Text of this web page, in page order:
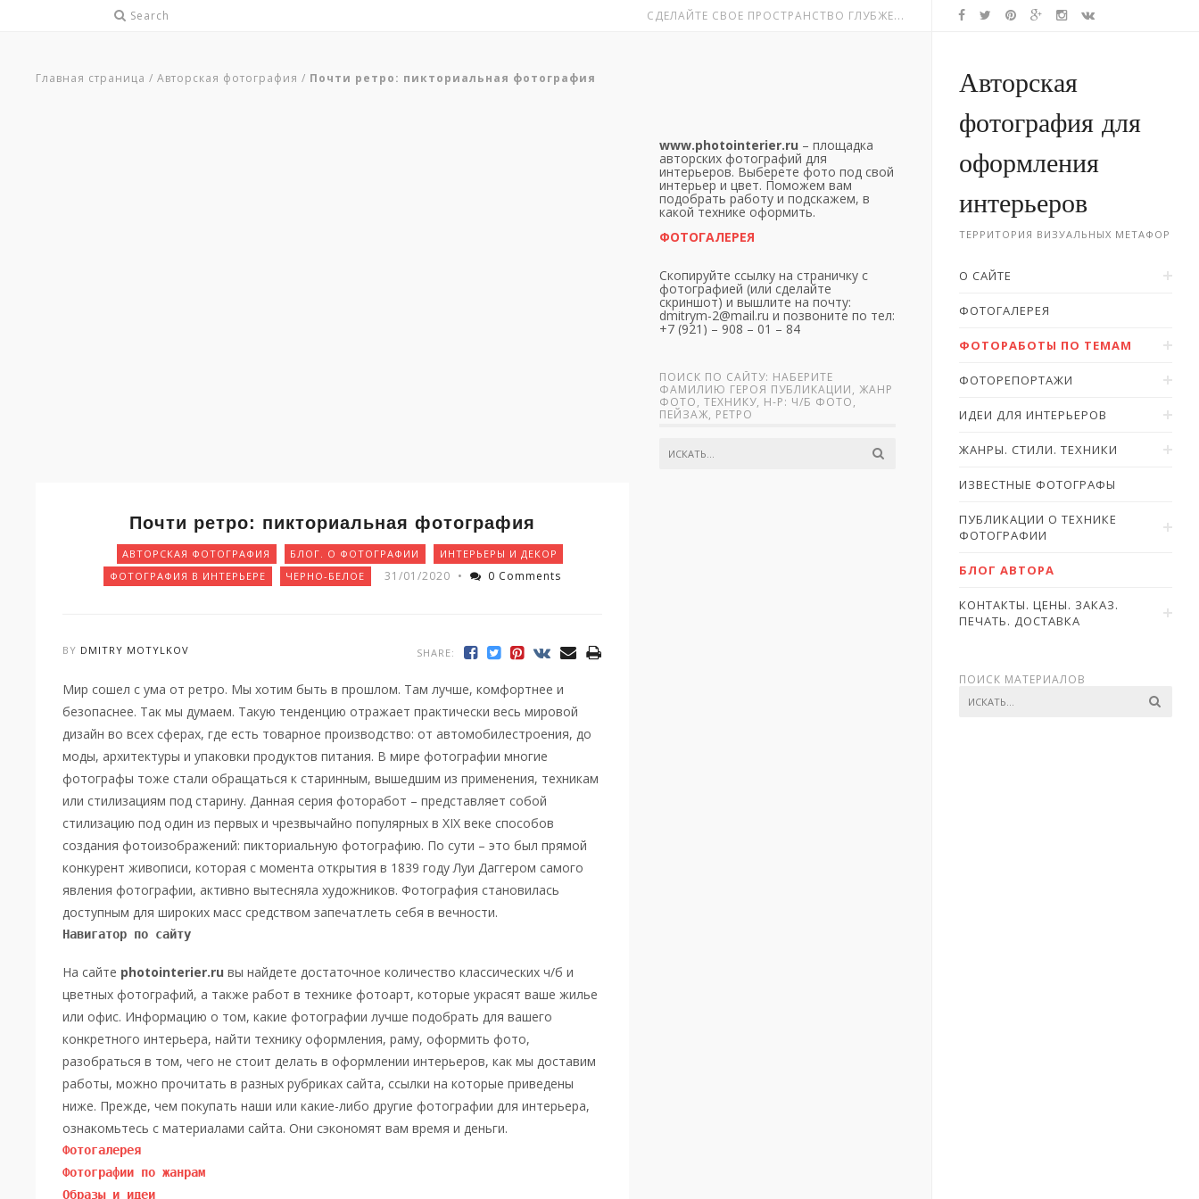
Search СДЕЛАЙТЕ СВОЕ ПРОСТРАНСТВО ГЛУБЖЕ...
Авторская
фотография для
оформления
интерьеров
ТЕРРИТОРИЯ ВИЗУАЛЬНЫХ МЕТАФОР
О САЙТЕ
ФОТОГАЛЕРЕЯ
ФОТОРАБОТЫ ПО ТЕМАМ
ФОТОРЕПОРТАЖИ
ИДЕИ ДЛЯ ИНТЕРЬЕРОВ
ЖАНРЫ. СТИЛИ. ТЕХНИКИ
ИЗВЕСТНЫЕ ФОТОГРАФЫ
ПУБЛИКАЦИИ О ТЕХНИКЕ
ФОТОГРАФИИ
БЛОГ АВТОРА
КОНТАКТЫ. ЦЕНЫ. ЗАКАЗ.
ПЕЧАТЬ. ДОСТАВКА
ПОИСК МАТЕРИАЛОВ
Главная страница / Авторская фотография / Почти ретро: пикториальная фотография
Почти ретро: пикториальная фотография
АВТОРСКАЯ ФОТОГРАФИЯ БЛОГ. О ФОТОГРАФИИ
ИНТЕРЬЕРЫ И ДЕКОР
ФОТОГРАФИЯ В ИНТЕРЬЕРЕ
ЧЕРНО-БЕЛОЕ 31/01/2020 • 0 Comments
SHARE:
BY DMITRY MOTYLKOV
Мир сошел с ума от ретро. Мы хотим быть в прошлом. Там лучше, комфортнее и
безопаснее. Так мы думаем. Такую тенденцию отражает практически весь мировой
дизайн во всех сферах, где есть товарное производство: от автомобилестроения, до
моды, архитектуры и упаковки продуктов питания. В мире фотографии многие
фотографы тоже стали обращаться к старинным, вышедшим из применения, техникам
или стилизациям под старину. Данная серия фоторабот – представляет собой
стилизацию под один из первых и чрезвычайно популярных в XIX веке способов
создания фотоизображений: пикториальную фотографию. По сути – это был прямой
конкурент живописи, которая с момента открытия в 1839 году Луи Даггером самого
явления фотографии, активно вытесняла художников. Фотография становилась
доступным для широких масс средством запечатлеть себя в вечности.
Навигатор по сайту
На сайте photointerier.ru вы найдете достаточное количество классических ч/б и
цветных фотографий, а также работ в технике фотоарт, которые украсят ваше жилье
или офис. Информацию о том, какие фотографии лучше подобрать для вашего
конкретного интерьера, найти технику оформления, раму, оформить фото,
разобраться в том, чего не стоит делать в оформлении интерьеров, как мы доставим
работы, можно прочитать в разных рубриках сайта, ссылки на которые приведены
ниже. Прежде, чем покупать наши или какие-либо другие фотографии для интерьера,
ознакомьтесь с материалами сайта. Они сэкономят вам время и деньги.
Фотогалерея
Фотографии по жанрам
Образы и идеи
www.photointerier.ru – площадка
авторских фотографий для
интерьеров. Выберете фото под свой
интерьер и цвет. Поможем вам
подобрать работу и подскажем, в
какой технике оформить.
ФОТОГАЛЕРЕЯ
Скопируйте ссылку на страничку с
фотографией (или сделайте
скриншот) и вышлите на почту:
dmitrym-2@mail.ru и позвоните по тел:
+7 (921) – 908 – 01 – 84
ПОИСК ПО САЙТУ: НАБЕРИТЕ
ФАМИЛИЮ ГЕРОЯ ПУБЛИКАЦИИ, ЖАНР
ФОТО, ТЕХНИКУ, Н-Р: Ч/Б ФОТО,
ПЕЙЗАЖ, РЕТРО